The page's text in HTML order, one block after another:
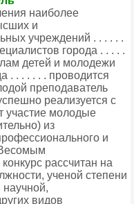
наиболее
и
учреждений . . . . . .
города . . . . .
детей и молодежи
. . . . . . . проводится
преподаватель
реализуется с
участие молодые
из
и
рассчитан на
ученой степени
видов